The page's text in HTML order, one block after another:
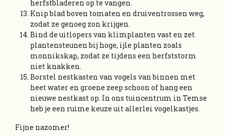
herfstbladeren op te vangen.
Knip blad boven tomaten en druiventrossen weg,
zodat ze genoeg zon krijgen.
Bind de uitlopers van klimplanten vast en zet
plantensteunen bij hoge, ijle planten zoals
monnikskap, zodat ze tijdens een herfststorm
niet knakken.
Borstel nestkasten van vogels van binnen met
heet water en groene zeep schoon of hang een
nieuwe nestkast op. In ons tuincentrum in Temse
heb je een ruime keuze uit allerlei vogelkastjes.
Fijne nazomer!